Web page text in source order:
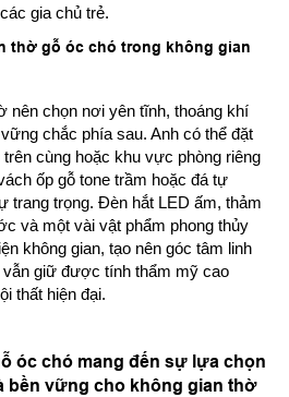
gia chủ trẻ.
thờ gỗ óc chó trong không gian
nên chọn nơi yên tĩnh, thoáng khí
chắc phía sau. Anh có thể đặt
trên cùng hoặc khu vực phòng riêng
ốp gỗ tone trầm hoặc đá tự
trang trọng. Đèn hắt LED ấm, thảm
và một vài vật phẩm phong thủy
không gian, tạo nên góc tâm linh
giữ được tính thẩm mỹ cao
thất hiện đại.
óc chó mang đến sự lựa chọn
bền vững cho không gian thờ